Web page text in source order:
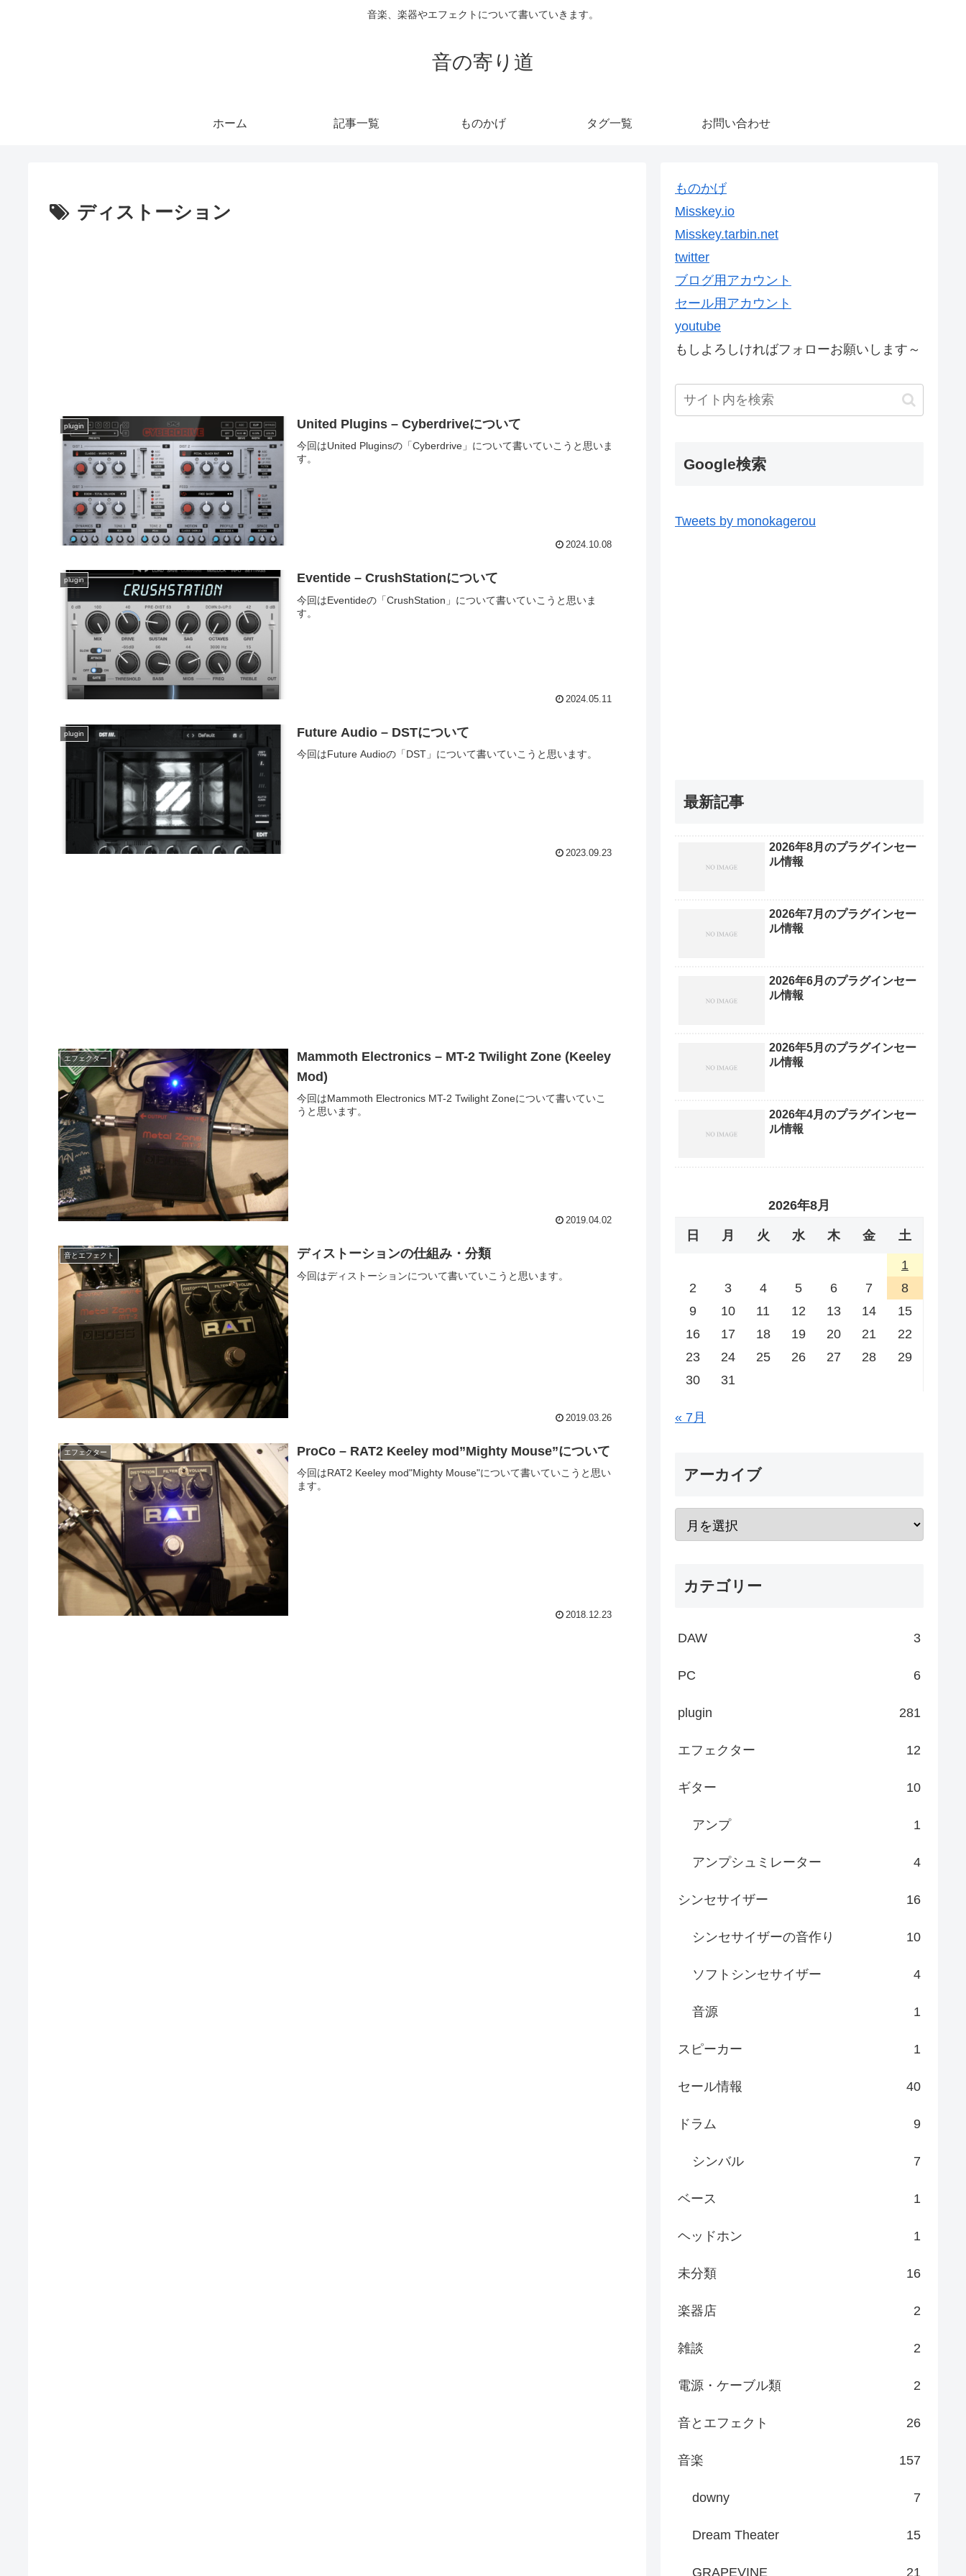
音楽、楽器やエフェクトについて書いていきます。
音の寄り道
ホーム 記事一覧 ものかげ タグ一覧 お問い合わせ
ディストーション
plugin United Plugins – Cyberdriveについて
今回はUnited Pluginsの「Cyberdrive」について書いていこうと思いま
す。
2024.10.08
plugin Eventide – CrushStationについて
今回はEventideの「CrushStation」について書いていこうと思いま
す。
2024.05.11
plugin Future Audio – DSTについて
今回はFuture Audioの「DST」について書いていこうと思います。
2023.09.23
エフェクター
Mammoth Electronics – MT-2 Twilight Zone (Keeley
Mod)
今回はMammoth Electronics MT-2 Twilight Zoneについて書いていこ
うと思います。
2019.04.02
音とエフェクト ディストーションの仕組み・分類
今回はディストーションについて書いていこうと思います。
2019.03.26
エフェクター ProCo – RAT2 Keeley mod”Mighty Mouse”について
今回はRAT2 Keeley mod"Mighty Mouse"について書いていこうと思い
ます。
2018.12.23
ものかげ
Misskey.io
Misskey.tarbin.net
twitter
ブログ用アカウント
セール用アカウント
youtube
もしよろしければフォローお願いします～
Google検索
Tweets by monokagerou
最新記事
2026年8月のプラグインセー
ル情報
2026年7月のプラグインセー
ル情報
2026年6月のプラグインセー
ル情報
2026年5月のプラグインセー
ル情報
2026年4月のプラグインセー
ル情報
2026年8月
日 月 火 水 木 金 土
1
2
3 4 5 6 7
8
9
10 11 12 13 14
15
16
17 18 19 20 21
22
23
24 25 26 27 28
29
30
31
« 7月
アーカイブ
カテゴリー
DAW 3
PC 6
plugin 281
エフェクター 12
ギター 10
アンプ 1
アンプシュミレーター 4
シンセサイザー 16
シンセサイザーの音作り 10
ソフトシンセサイザー 4
音源 1
スピーカー 1
セール情報 40
ドラム 9
シンバル 7
ベース 1
ヘッドホン 1
未分類 16
楽器店 2
雑談 2
電源・ケーブル類 2
音とエフェクト 26
音楽 157
downy 7
Dream Theater 15
GRAPEVINE 21